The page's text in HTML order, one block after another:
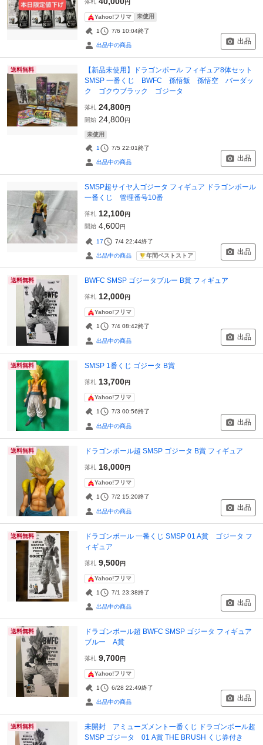
円
Yahoo!フリマ 未使用
1 7/6 10:04終了
出品中の商品 出品
送料無料
【新品未使用】ドラゴンボール フィギュア8体セット
SMSP 一番くじ BWFC 孫悟飯 孫悟空 バーダッ
ク ゴクウブラック ゴジータ
落札 24,800円
開始 24,800円
未使用
1 7/5 22:01終了
出品中の商品 出品
SMSP超サイヤ人ゴジータ フィギュア ドラゴンボール
一番くじ 管理番号10番
落札 12,100円
開始 4,600円
17 7/4 22:44終了
出品中の商品 年間ベストストア 出品
送料無料 BWFC SMSP ゴジータブルー B賞 フィギュア
落札 12,000円
Yahoo!フリマ
1 7/4 08:42終了
出品中の商品 出品
送料無料 SMSP 1番くじ ゴジータ B賞
落札 13,700円
Yahoo!フリマ
1 7/3 00:56終了
出品中の商品 出品
送料無料 ドラゴンボール超 SMSP ゴジータ B賞 フィギュア
落札 16,000円
Yahoo!フリマ
1 7/2 15:20終了
出品中の商品 出品
送料無料
ドラゴンボール 一番くじ SMSP 01 A賞 ゴジータ フ
ィギュア
落札 9,500円
Yahoo!フリマ
1 7/1 23:38終了
出品中の商品 出品
送料無料
ドラゴンボール超 BWFC SMSP ゴジータ フィギュア
ブルー A賞
落札 9,700円
Yahoo!フリマ
1 6/28 22:49終了
出品中の商品 出品
送料無料
未開封 アミューズメント一番くじ ドラゴンボール超
SMSP ゴジータ 01 A賞 THE BRUSH くじ券付き